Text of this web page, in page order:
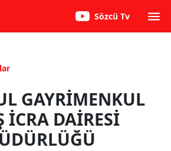
Sözcü Tv
GAYRİMENKUL
İCRA DAİRESİ